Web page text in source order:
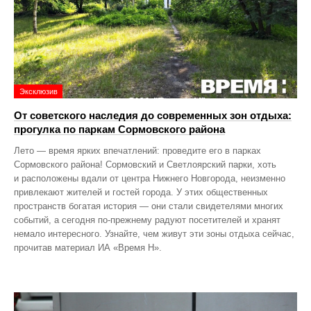
Эксклюзив
От советского наследия до современных зон отдыха:
прогулка по паркам Сормовского района
Лето — время ярких впечатлений: проведите его в парках
Сормовского района! Сормовский и Светлоярский парки, хоть
и расположены вдали от центра Нижнего Новгорода, неизменно
привлекают жителей и гостей города. У этих общественных
пространств богатая история — они стали свидетелями многих
событий, а сегодня по‑прежнему радуют посетителей и хранят
немало интересного. Узнайте, чем живут эти зоны отдыха сейчас,
прочитав материал ИА «Время Н».